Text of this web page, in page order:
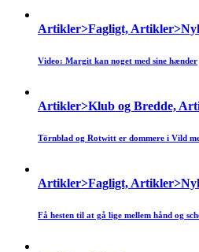
Artikler>Fagligt,
Video: Margit kan noget med sine hænder
Artikler>Klub og Bredde,
Törnblad og Rotwitt er dommere i Vild
Artikler>Fagligt,
Få hesten til at gå lige mellem hånd og